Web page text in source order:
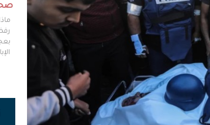
مش وقته!!
ليس مطلوباً من الصحفي أن يكون مخططًا إستراتيجيًا
ليضع إستراتيجيات عملٍ للهيئات العامة، ولكن من حقه
سؤال من يضعون تلك الاستراتيجيات عن تفاصيلها،
وخططهم في حال حدوث السيناريوهات الأسوأ؟